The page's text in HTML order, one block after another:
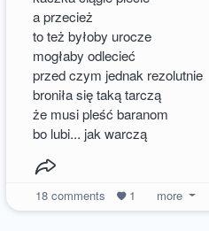
a przecież
to też byłoby urocze
mogłaby odlecieć
przed czym jednak rezolutnie
broniła się taką tarczą
że musi pleść baranom
bo lubi... jak warczą
18comments 1 more